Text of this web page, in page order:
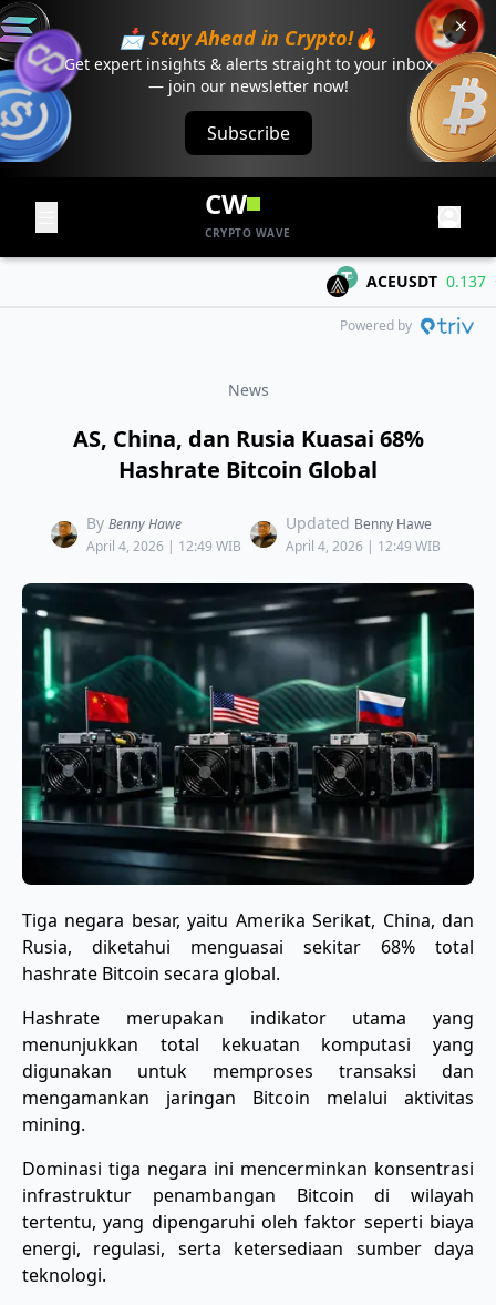
📩 Stay Ahead in Crypto!🔥
Get expert insights & alerts straight to your inbox
— join our newsletter now!
Subscribe
CW
CRYPTO WAVE
ACEUSDT 0.137
Powered by
News
AS, China, dan Rusia Kuasai 68%
Hashrate Bitcoin Global
By Benny Hawe
April 4, 2026 | 12:49 WIB
Updated Benny Hawe
April 4, 2026 | 12:49 WIB
Tiga negara besar, yaitu Amerika Serikat, China, dan
Rusia, diketahui menguasai sekitar 68% total
hashrate Bitcoin secara global.
Hashrate merupakan indikator utama yang
menunjukkan total kekuatan komputasi yang
digunakan untuk memproses transaksi dan
mengamankan jaringan Bitcoin melalui aktivitas
mining.
Dominasi tiga negara ini mencerminkan konsentrasi
infrastruktur penambangan Bitcoin di wilayah
tertentu, yang dipengaruhi oleh faktor seperti biaya
energi, regulasi, serta ketersediaan sumber daya
teknologi.